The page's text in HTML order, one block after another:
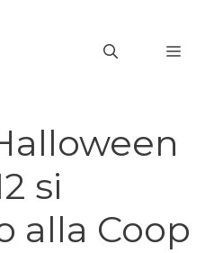
si
alla Coop